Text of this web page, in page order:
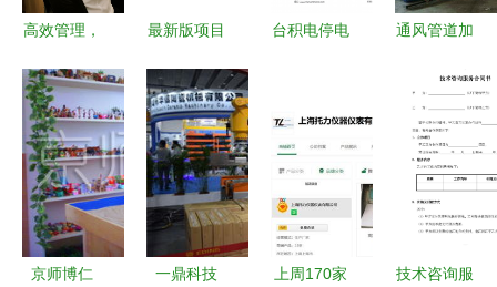
高效管理，
供应链ERP
管理系统的
优势解析
最新版项目
同（专业
版）核心内
容解析
台积电停电
从技术咨询
业的连锁震
荡
通风管道加
荣金属 在
线咨询 北
京通风管道
京师博仁
一鼎科技
上周170家
技术咨询服